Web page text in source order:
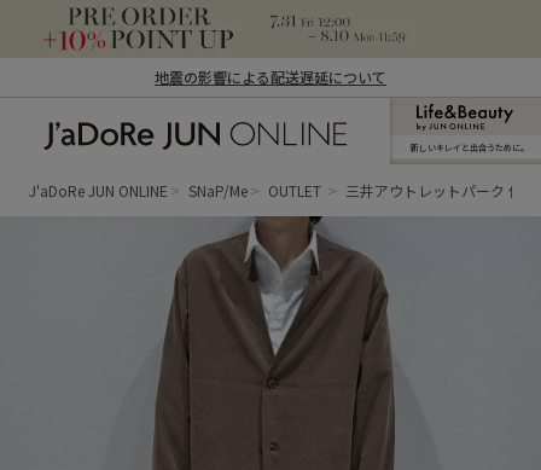
地震の影響による配送遅延について
ン オンライン）
新しいキレイと出合うために。
J'aDoRe JUN ONLINE SNaP/Me OUTLET 三井アウトレットパーク 仙